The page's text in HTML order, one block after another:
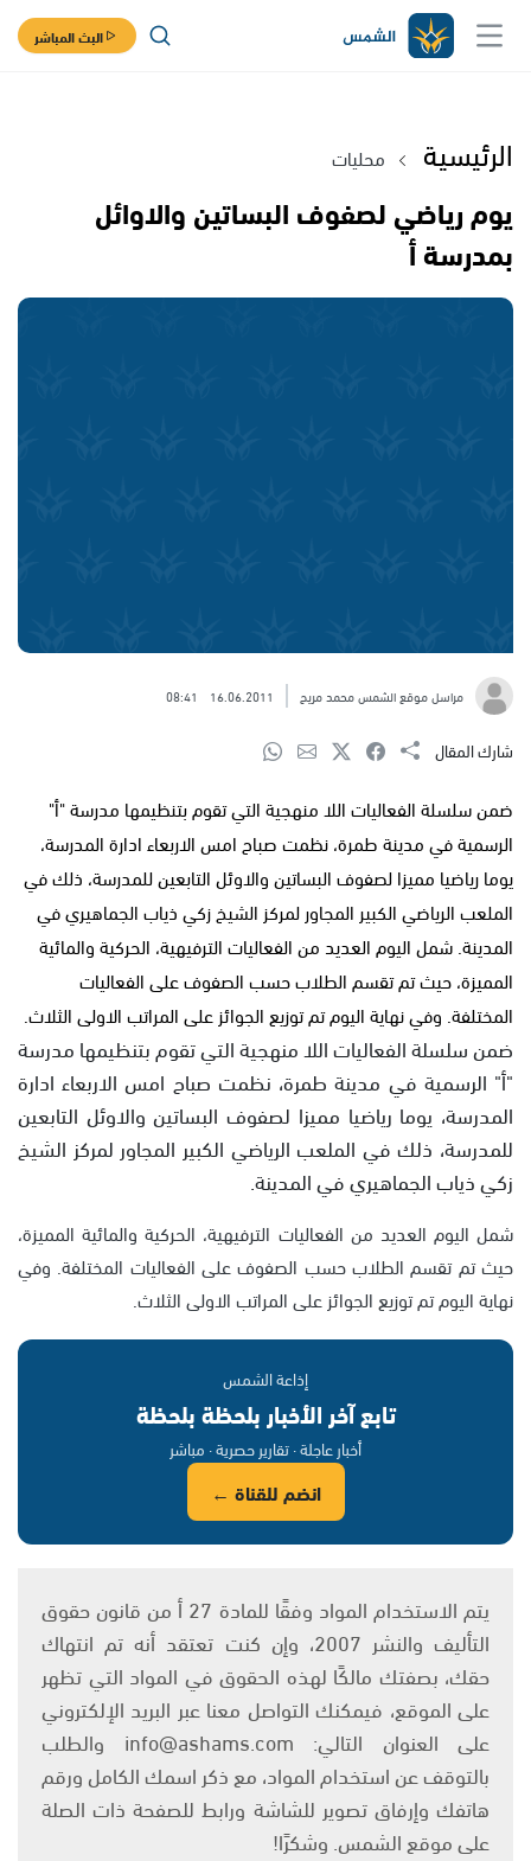
البث المباشر
الرئيسية محليات
يوم رياضي لصفوف البساتين والاوائل
بمدرسة أ
مراسل موقع الشمس محمد مريح 16.06.2011
08:41
شارك المقال
ضمن سلسلة الفعاليات اللا منهجية التي تقوم بتنظيمها مدرسة "أ"
الرسمية في مدينة طمرة، نظمت صباح امس الاربعاء ادارة المدرسة،
يوما رياضيا مميزا لصفوف البساتين والاوئل التابعين للمدرسة، ذلك في
الملعب الرياضي الكبير المجاور لمركز الشيخ زكي ذياب الجماهيري في
المدينة. شمل اليوم العديد من الفعاليات الترفيهية، الحركية والمائية
المميزة، حيث تم تقسم الطلاب حسب الصفوف على الفعاليات
المختلفة. وفي نهاية اليوم تم توزيع الجوائز على المراتب الاولى الثلاث.
ضمن سلسلة الفعاليات اللا منهجية التي تقوم بتنظيمها مدرسة
"أ" الرسمية في مدينة طمرة، نظمت صباح امس الاربعاء ادارة
المدرسة، يوما رياضيا مميزا لصفوف البساتين والاوئل التابعين
للمدرسة، ذلك في الملعب الرياضي الكبير المجاور لمركز الشيخ
زكي ذياب الجماهيري في المدينة.
شمل اليوم العديد من الفعاليات الترفيهية، الحركية والمائية المميزة،
حيث تم تقسم الطلاب حسب الصفوف على الفعاليات المختلفة. وفي
نهاية اليوم تم توزيع الجوائز على المراتب الاولى الثلاث.
إذاعة الشمس
تابع آخر الأخبار بلحظة بلحظة
أخبار عاجلة · تقارير حصرية · مباشر
انضم للقناة ←
يتم الاستخدام المواد وفقًا للمادة 27 أ من قانون حقوق
التأليف والنشر 2007، وإن كنت تعتقد أنه تم انتهاك
حقك، بصفتك مالكًا لهذه الحقوق في المواد التي تظهر
على الموقع، فيمكنك التواصل معنا عبر البريد الإلكتروني
على العنوان التالي: info@ashams.com والطلب
بالتوقف عن استخدام المواد، مع ذكر اسمك الكامل ورقم
هاتفك وإرفاق تصوير للشاشة ورابط للصفحة ذات الصلة
على موقع الشمس. وشكرًا!